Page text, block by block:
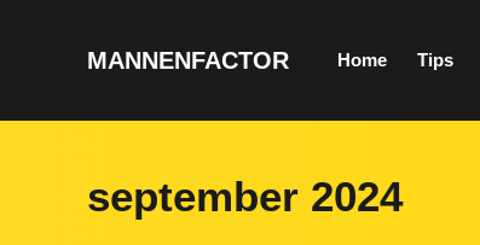
MANNENFACTOR Home Tips
september 2024